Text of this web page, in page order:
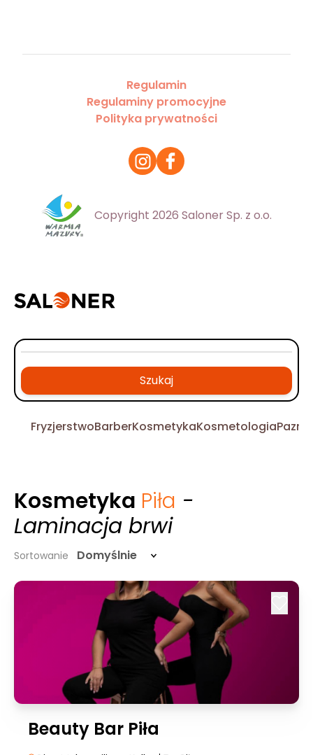
Regulamin
Regulaminy promocyjne
Polityka prywatności
Copyright 2026 Saloner Sp. z o.o.
Szukaj
FryzjerstwoBarberKosmetykaKosmetologia
Kosmetyka Piła -
Laminacja brwi
Sortowanie Domyślnie
Beauty Bar Piła